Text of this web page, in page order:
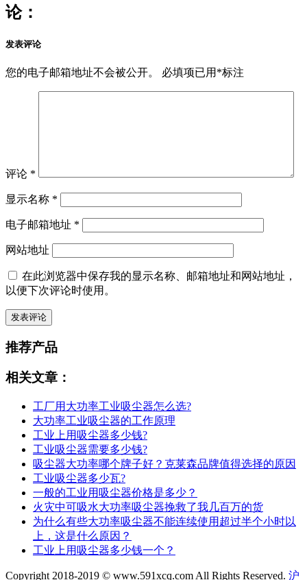
论：
发表评论
您的电子邮箱地址不会被公开。 必填项已用 *标注
评论 *
显示名称 *
电子邮箱地址 *
网站地址
在此浏览器中保存我的显示名称、邮箱地址和网站地址，
以便下次评论时使用。
推荐产品
相关文章：
工厂用大功率工业吸尘器怎么选?
大功率工业吸尘器的工作原理
工业上用吸尘器多少钱?
工业吸尘器需要多少钱?
吸尘器大功率哪个牌子好？克莱森品牌值得选择的原因
工业吸尘器多少瓦?
一般的工业用吸尘器价格是多少？
火灾中可吸水大功率吸尘器挽救了我几百万的货
为什么有些大功率吸尘器不能连续使用超过半个小时以
上，这是什么原因？
工业上用吸尘器多少钱一个？
Copyright 2018-2019 © www.591xcq.com All Rights Reserved. 沪